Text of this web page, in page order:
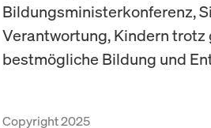
Bildungsministerkonferenz,
Verantwortung, Kindern
bestmögliche Bildung und
Copyright 2025